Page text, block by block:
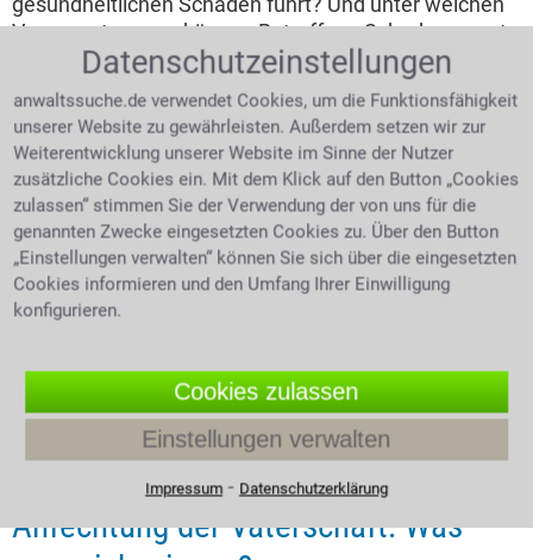
Voraussetzungen können Betroffene Schadensersatz
und Schmerzensgeld verlangen?
4.0 /5(694 Bewertungen)
Anfechtung der Vaterschaft: Was
Datenschutzeinstellungen
anwaltssuche.de verwendet Cookies, um die Funktionsfähigkeit
unserer Website zu gewährleisten. Außerdem setzen wir zur
Weiterentwicklung unserer Website im Sinne der Nutzer
zusätzliche Cookies ein. Mit dem Klick auf den Button „Cookies
zulassen“ stimmen Sie der Verwendung der von uns für die
genannten Zwecke eingesetzten Cookies zu. Über den Button
„Einstellungen verwalten“ können Sie sich über die eingesetzten
Cookies informieren und den Umfang Ihrer Einwilligung
konfigurieren.
Cookies zulassen
Einstellungen verwalten
Impressum⁃ Datenschutzerklärung